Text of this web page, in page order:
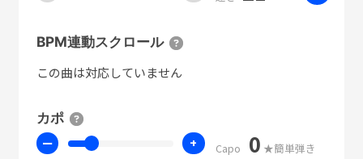
BPM連動スクロール
この曲は対応していません
カポ
ー + Capo 0 ★簡単弾き